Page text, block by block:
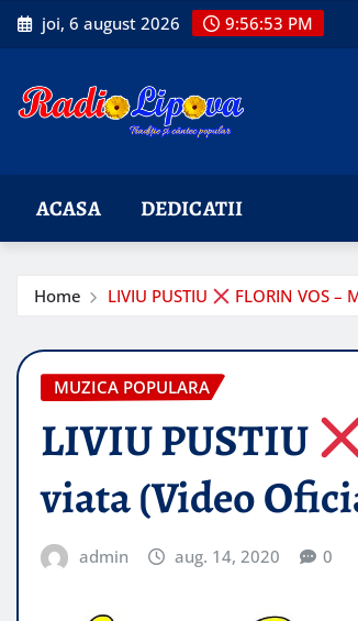
Skip
to
joi, 6 august 2026 9:56:54 PM
ACASA DEDICATII
Home LIVIU PUSTIU FLORIN VOS
MUZICA POPULARA
LIVIU PUSTIU
viata (Video
admin aug. 14, 2020 0